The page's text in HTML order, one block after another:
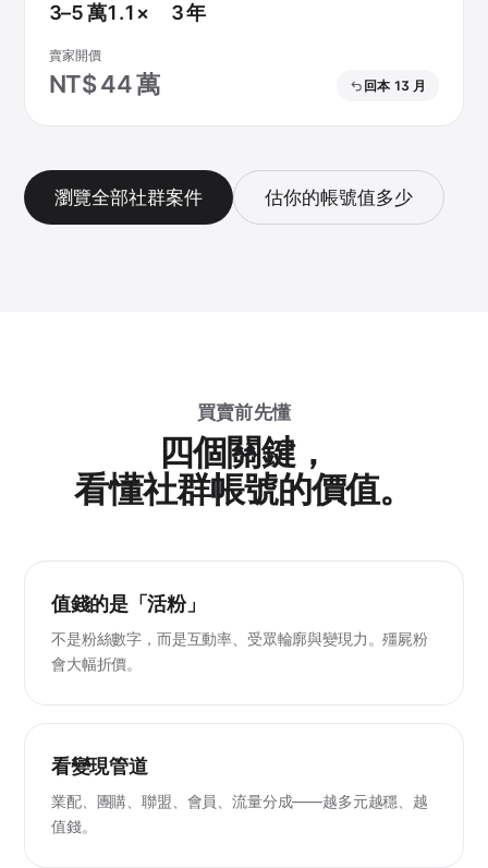
3–5 萬1.1× 3 年
賣家開價
NT$ 44 萬 回本 13 月
瀏覽全部社群案件 估你的帳號值多少
買賣前先懂
四個關鍵，
看懂社群帳號的價值。
值錢的是「活粉」
不是粉絲數字，而是互動率、受眾輪廓與變現力。殭屍粉
會大幅折價。
看變現管道
業配、團購、聯盟、會員、流量分成——越多元越穩、越
值錢。